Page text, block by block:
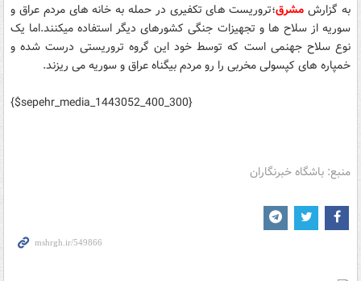
به گزارش مشرق؛تروریست های تکفیری در حمله به خانه های مردم عراق و
سوریه از سلاح ها و تجهیزات جنگی کشورهای دیگر استفاده میکنند.اما یک
نوع سلاح جهنمی است که توسط خود این گروه تروریستی درست شده و
خمپاره های کپسولی مخربی را رو مردم بیگناه عراق و سوریه می ریزند.
{$sepehr_media_1443052_400_300}
منبع: باشگاه خبرنگاران